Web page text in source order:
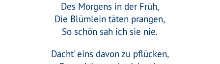
Des Morgens in der Früh,
Die Blümlein täten prangen,
So schön sah ich sie nie.
Dacht' eins davon zu pflücken,